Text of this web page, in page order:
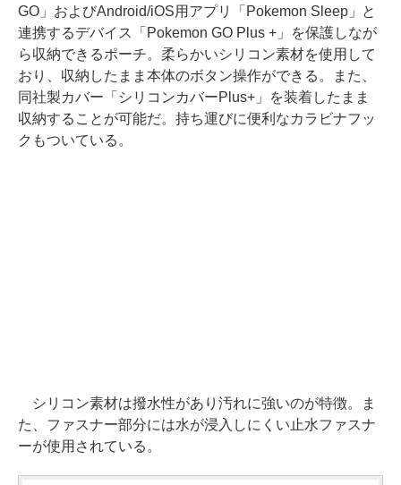
GO」およびAndroid/iOS用アプリ「Pokemon Sleep」と
連携するデバイス「Pokemon GO Plus +」を保護しなが
ら収納できるポーチ。柔らかいシリコン素材を使用して
おり、収納したまま本体のボタン操作ができる。また、
同社製カバー「シリコンカバーPlus+」を装着したまま
収納することが可能だ。持ち運びに便利なカラビナフッ
クもついている。
シリコン素材は撥水性があり汚れに強いのが特徴。ま
た、ファスナー部分には水が浸入しにくい止水ファスナ
ーが使用されている。